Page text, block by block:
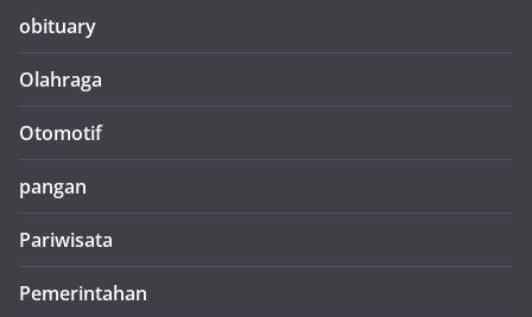
obituary
Olahraga
Otomotif
pangan
Pariwisata
Pemerintahan